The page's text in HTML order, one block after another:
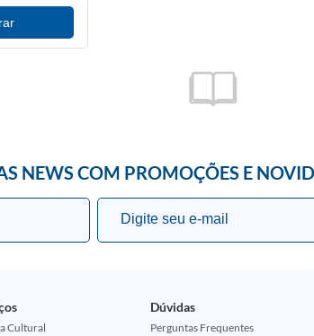
NEWS COM PROMOÇÕES E
Cultural
Dúvidas
Perguntas Frequentes